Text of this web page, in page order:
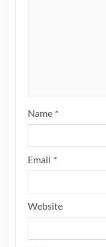
Name *
Email *
Website